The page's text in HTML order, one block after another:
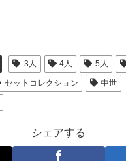
3人 4人 5人
セットコレクション
中世
シェアする